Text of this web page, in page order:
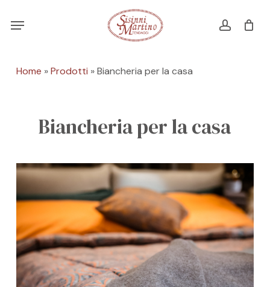
account
Menu
CLOSE
CART
Home »Prodotti »Biancheria per la casa
Biancheria per la casa